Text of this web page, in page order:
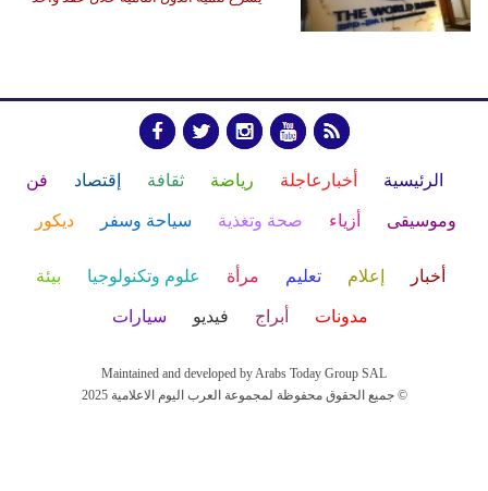
الرئيسية أخبارعاجلة رياضة ثقافة إقتصاد فن
وموسيقى أزياء صحة وتغذية سياحة وسفر ديكور
أخبار إعلام تعليم مرأة علوم وتكنولوجيا بيئة
مدونات أبراج فيديو سيارات
Maintained and developed by Arabs Today Group SAL
جميع الحقوق محفوظة لمجموعة العرب اليوم الاعلامية 2025 ©